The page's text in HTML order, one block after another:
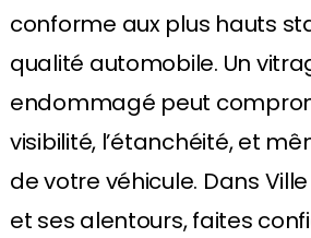
conforme aux plus hauts
qualité automobile. Un
endommagé peut
visibilité, l’étanchéité, et
de votre véhicule. Dans
et ses alentours, faites